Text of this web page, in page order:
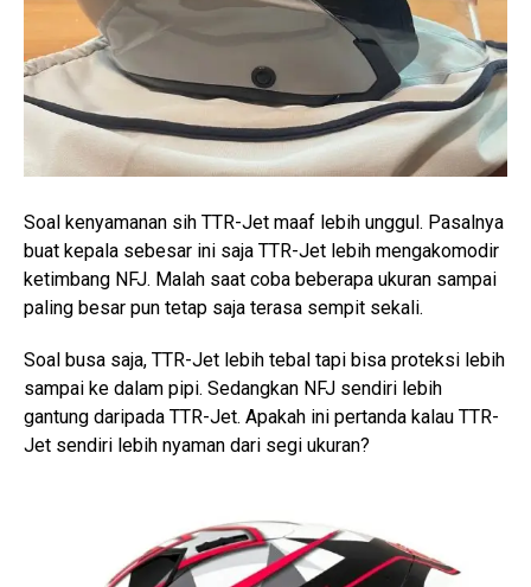
Soal kenyamanan sih TTR-Jet maaf lebih unggul. Pasalnya
buat kepala sebesar ini saja TTR-Jet lebih mengakomodir
ketimbang NFJ. Malah saat coba beberapa ukuran sampai
paling besar pun tetap saja terasa sempit sekali.
Soal busa saja, TTR-Jet lebih tebal tapi bisa proteksi lebih
sampai ke dalam pipi. Sedangkan NFJ sendiri lebih
gantung daripada TTR-Jet. Apakah ini pertanda kalau TTR-
Jet sendiri lebih nyaman dari segi ukuran?